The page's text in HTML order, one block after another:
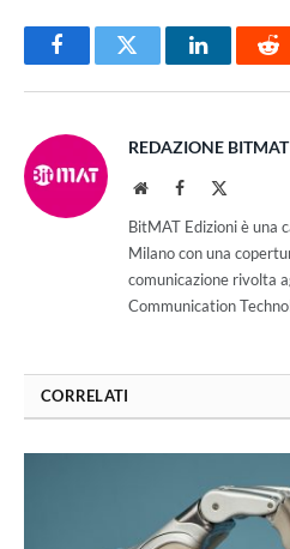
FacebookTwitter LinkedIn
REDAZIONE BITMAT
WebsiteFacebook
BitMAT Edizioni è una
Milano con una
comunicazione rivolta
Communication
CORRELATI